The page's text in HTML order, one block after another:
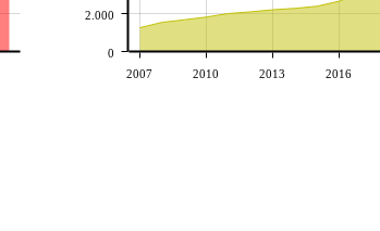
2007 2010 2013 2016
0
2.000